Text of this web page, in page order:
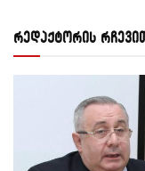
რედაქტორის